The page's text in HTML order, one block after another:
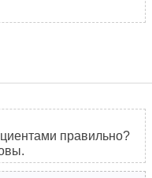
правильно?